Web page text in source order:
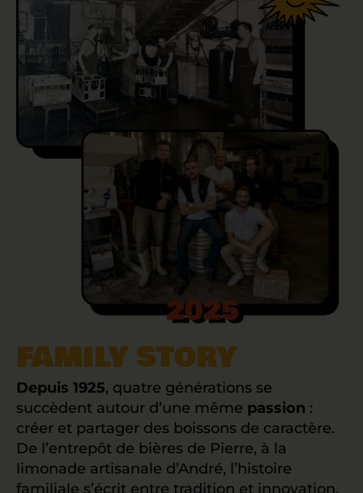
FAMILY STORY
Depuis 1925, quatre générations se
succèdent autour d’une même passion :
créer et partager des boissons de caractère.
De l’entrepôt de bières de Pierre, à la
limonade artisanale d’André, l’histoire
familiale s’écrit entre tradition et innovation.